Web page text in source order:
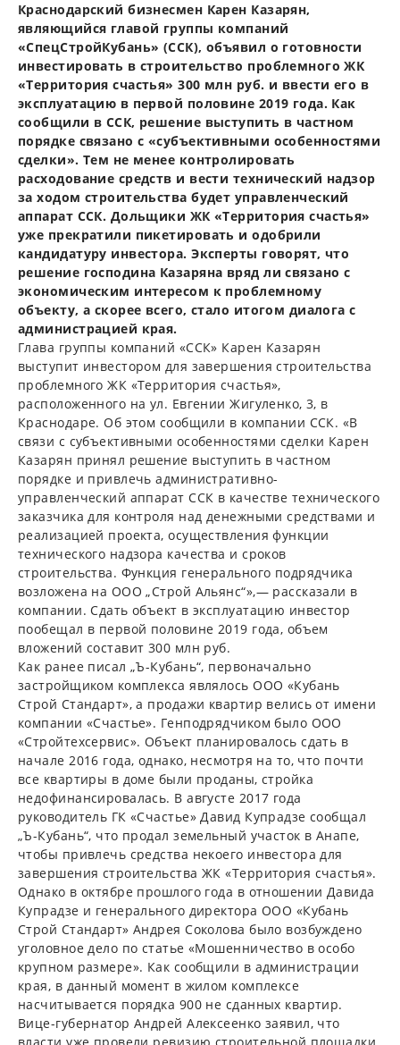
Краснодарский бизнесмен Карен Казарян,
являющийся главой группы компаний
«СпецСтройКубань» (ССК), объявил о готовности
инвестировать в строительство проблемного ЖК
«Территория счастья» 300 млн руб. и ввести его в
эксплуатацию в первой половине 2019 года. Как
сообщили в ССК, решение выступить в частном
порядке связано с «субъективными особенностями
сделки». Тем не менее контролировать
расходование средств и вести технический надзор
за ходом строительства будет управленческий
аппарат ССК. Дольщики ЖК «Территория счастья»
уже прекратили пикетировать и одобрили
кандидатуру инвестора. Эксперты говорят, что
решение господина Казаряна вряд ли связано с
экономическим интересом к проблемному
объекту, а скорее всего, стало итогом диалога с
администрацией края.
Глава группы компаний «ССК» Карен Казарян
выступит инвестором для завершения строительства
проблемного ЖК «Территория счастья»,
расположенного на ул. Евгении Жигуленко, 3, в
Краснодаре. Об этом сообщили в компании ССК. «В
связи с субъективными особенностями сделки Карен
Казарян принял решение выступить в частном
порядке и привлечь административно-
управленческий аппарат ССК в качестве технического
заказчика для контроля над денежными средствами и
реализацией проекта, осуществления функции
технического надзора качества и сроков
строительства. Функция генерального подрядчика
возложена на ООО „Строй Альянс“»,— рассказали в
компании. Сдать объект в эксплуатацию инвестор
пообещал в первой половине 2019 года, объем
вложений составит 300 млн руб.
Как ранее писал „Ъ-Кубань“, первоначально
застройщиком комплекса являлось ООО «Кубань
Строй Стандарт», а продажи квартир велись от имени
компании «Счастье». Генподрядчиком было ООО
«Стройтехсервис». Объект планировалось сдать в
начале 2016 года, однако, несмотря на то, что почти
все квартиры в доме были проданы, стройка
недофинансировалась. В августе 2017 года
руководитель ГК «Счастье» Давид Купрадзе сообщал
„Ъ-Кубань“, что продал земельный участок в Анапе,
чтобы привлечь средства некоего инвестора для
завершения строительства ЖК «Территория счастья».
Однако в октябре прошлого года в отношении Давида
Купрадзе и генерального директора ООО «Кубань
Строй Стандарт» Андрея Соколова было возбуждено
уголовное дело по статье «Мошенничество в особо
крупном размере». Как сообщили в администрации
края, в данный момент в жилом комплексе
насчитывается порядка 900 не сданных квартир.
Вице-губернатор Андрей Алексеенко заявил, что